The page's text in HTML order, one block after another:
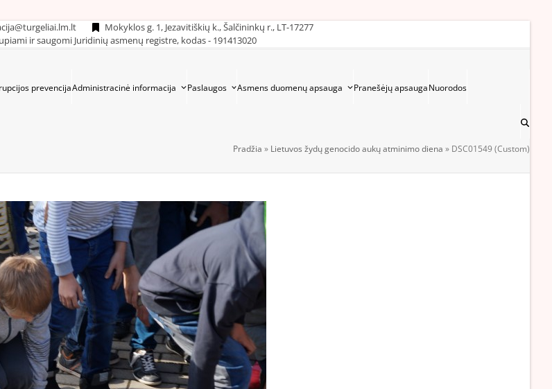
Mokyklos g. 1, Jezavitiškių k., Šalčininkų r., LT-17277
ir saugomi Juridinių asmenų registre, kodas - 191413020
prevencijaAdministracinė informacija Paslaugos Asmens duomenų apsauga Pranešėjų apsaugaNuorodos
Pradžia » Lietuvos žydų genocido aukų atminimo diena » DSC01549 (Custom)